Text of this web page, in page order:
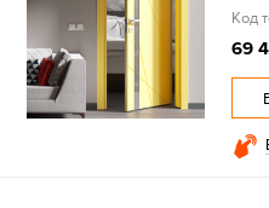
Код
69